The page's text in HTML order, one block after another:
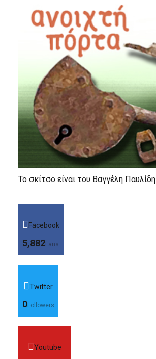
Το σκίτσο είναι του Βαγγέλη Παυλίδη
Facebook
5,882Fans
Twitter
0Followers
Youtube